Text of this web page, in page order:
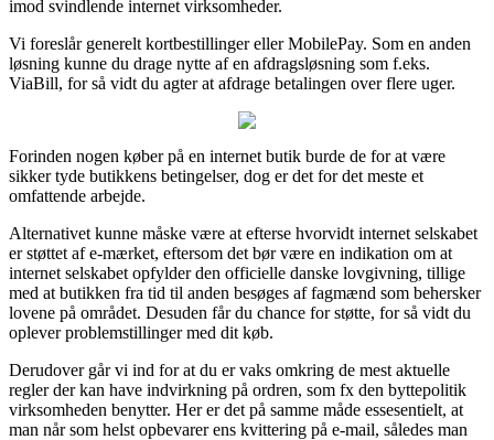
imod svindlende internet virksomheder.
Vi foreslår generelt kortbestillinger eller MobilePay. Som en anden
løsning kunne du drage nytte af en afdragsløsning som f.eks.
ViaBill, for så vidt du agter at afdrage betalingen over flere uger.
Forinden nogen køber på en internet butik burde de for at være
sikker tyde butikkens betingelser, dog er det for det meste et
omfattende arbejde.
Alternativet kunne måske være at efterse hvorvidt internet selskabet
er støttet af e-mærket, eftersom det bør være en indikation om at
internet selskabet opfylder den officielle danske lovgivning, tillige
med at butikken fra tid til anden besøges af fagmænd som behersker
lovene på området. Desuden får du chance for støtte, for så vidt du
oplever problemstillinger med dit køb.
Derudover går vi ind for at du er vaks omkring de mest aktuelle
regler der kan have indvirkning på ordren, som fx den byttepolitik
virksomheden benytter. Her er det på samme måde essesentielt, at
man når som helst opbevarer ens kvittering på e-mail, således man